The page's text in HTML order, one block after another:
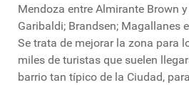
Mendoza entre Almirante Brown
Garibaldi; Brandsen; Magallanes
Se trata de mejorar la zona para
miles de turistas que suelen
barrio tan típico de la Ciudad,